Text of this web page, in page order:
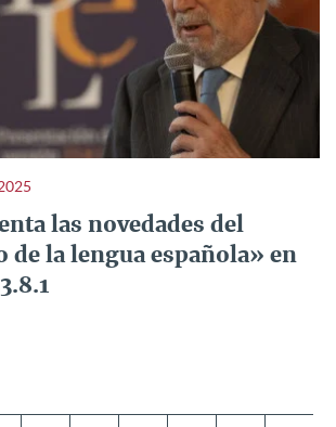
las novedades del
de la lengua española» en